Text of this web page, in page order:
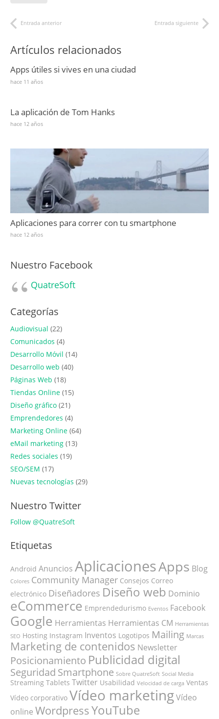
Entrada anterior Entrada siguiente
Artículos relacionados
Apps útiles si vives en una ciudad
hace 11 años
La aplicación de Tom Hanks
hace 12 años
Aplicaciones para correr con tu smartphone
hace 12 años
Nuestro Facebook
QuatreSoft
Categorías
Audiovisual (22)
Comunicados (4)
Desarrollo Móvil (14)
Desarrollo web (40)
Páginas Web (18)
Tiendas Online (15)
Diseño gráfico (21)
Emprendedores (4)
Marketing Online (64)
eMail marketing (13)
Redes sociales (19)
SEO/SEM (17)
Nuevas tecnologías (29)
Nuestro Twitter
Follow @QuatreSoft
Etiquetas
Android Anuncios AplicacionesApps Blog
Colores Community Manager Consejos Correo
electrónico Diseñadores Diseño web Dominio
eCommerce Emprendedurismo Eventos Facebook
Google Herramientas Herramientas CM Herramientas
SEO Hosting Instagram Inventos Logotipos Mailing Marcas
Marketing de contenidos Newsletter
Posicionamiento Publicidad digital
Seguridad Smartphone Sobre QuatreSoft Social Media
Streaming Tablets Twitter Usabilidad Velocidad de carga Ventas
Vídeo corporativo Vídeo marketingVídeo
online WordpressYouTube